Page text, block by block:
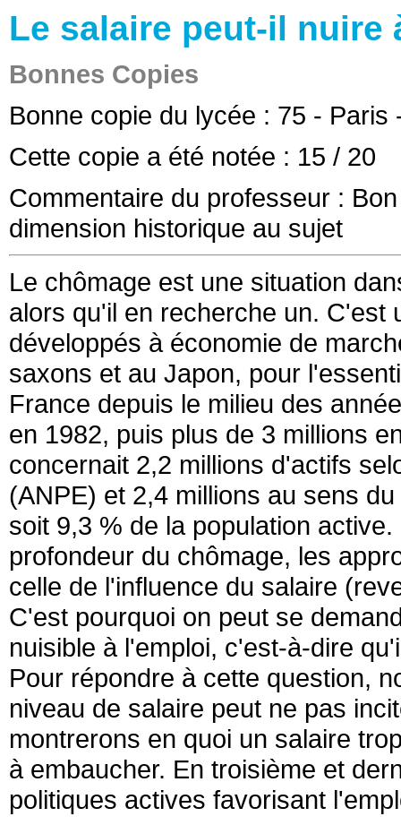
Le salaire peut-il nuire
Bonnes Copies
Bonne copie du lycée : 75 - Paris
Cette copie a été notée : 15 / 20
Commentaire du professeur :
dimension historique au sujet
Le chômage est une situation
alors qu'il en recherche un. C'est
développés à économie de
saxons et au Japon, pour
France depuis le milieu des
en 1982, puis plus de 3 millions
concernait 2,2 millions d'actifs
(ANPE) et 2,4 millions au sens
soit 9,3 % de la population
profondeur du chômage, les
celle de l'influence du salaire
C'est pourquoi on peut se
nuisible à l'emploi, c'est-à-dire
Pour répondre à cette question,
niveau de salaire peut ne pas
montrerons en quoi un salaire
à embaucher. En troisième et
politiques actives favorisant